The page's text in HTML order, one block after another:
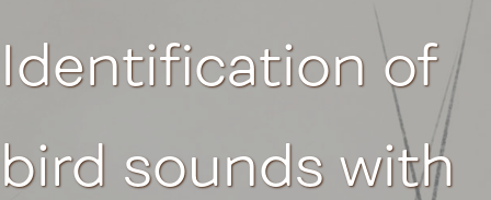
Identification of
bird sounds with